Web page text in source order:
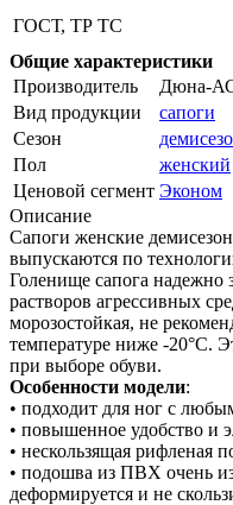
ГОСТ, ТР ТС
Общие характеристики
Производитель
Дюна-
Вид продукции
сапоги
Сезон
Пол
женский
Ценовой сегмент Эконом
Описание
Сапоги женские
выпускаются по
Голенище сапога
растворов агрессивных
морозостойкая, не
температуре ниже -20°С.
при выборе обуви.
Особенности модели:
• подходит для ног с
• повышенное удобство и
• нескользящая рифленая
• подошва из ПВХ очень
деформируется и не